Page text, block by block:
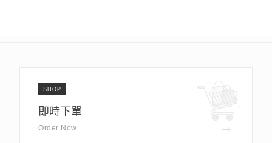
SHOP
即時下單
Order Now →